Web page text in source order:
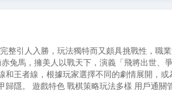
引人入勝，玩法獨特而又頗具挑戰性，職業
兔馬，擁美人以戰天下，演義「飛將出世、
王者線，根據玩家選擇不同的劇情展開，
隱。 遊戲特色 戰棋策略玩法多樣 用戶通關